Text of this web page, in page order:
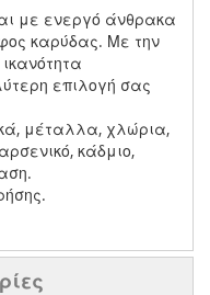
με ενεργό άνθρακα
καρύδας. Με την
επιλογή σας
μέταλλα, χλώρια,
κάδμιο,